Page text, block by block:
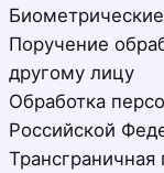
Поручение
другому лицу
Обработка
Российской